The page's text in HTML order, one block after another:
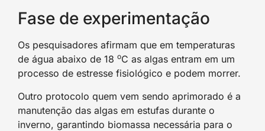
Fase de experimentação
Os pesquisadores afirmam que em temperaturas
de água abaixo de 18 oC as algas entram em um
processo de estresse fisiológico e podem morrer.
Outro protocolo quem vem sendo aprimorado é a
manutenção das algas em estufas durante o
inverno, garantindo biomassa necessária para o